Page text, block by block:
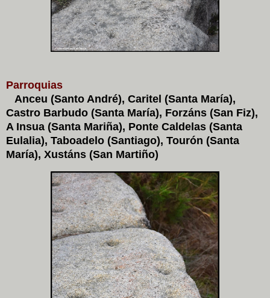
Parroquias
Anceu (Santo André), Caritel (Santa María),
Castro Barbudo (Santa María), Forzáns (San Fiz),
A Insua (Santa Mariña), Ponte Caldelas (Santa
Eulalia), Taboadelo (Santiago), Tourón (Santa
María), Xustáns (San Martiño)